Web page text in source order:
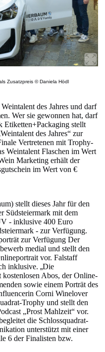
Zusatzpreis © Daniela Hödl
des Jahres und darf
Wer sie gewonnen hat, darf
Etiketten+Packaging stellt
des Jahres“ zur
Vertretenen mit Trophy-
Weintalent Flaschen im Wert
Marketing erhält der
im Wert von €
stellt dieses Jahr für den
Südsteiermark mit dem
- inklusive 400 Euro
- zur Verfügung.
zur Verfügung Der
medial und stellt den
vor. Falstaff
inklusive. „Die
Abos, der Online-
sowie einem Porträt des
Corni Winelover
Trophy und stellt den
„Prost Mahlzeit“ vor.
die Schlossquadrat-
unterstützt mit einer
6 der Finalisten bzw.